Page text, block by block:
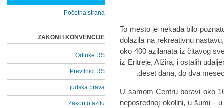
To mesto je nekada bilo
dolazila na rekreativnu
oko 400 azilanata iz čitavog
iz Eritreje, Alžira, i ostalih
deset dana, do dva
U samom Centru boravi oko
neposrednoj okolini, u šumi -
Početna strana
ZAKONI I KONVENCIJE
Odluke RS
Pravilnici RS
Ljudska prava
Zakon o azilu